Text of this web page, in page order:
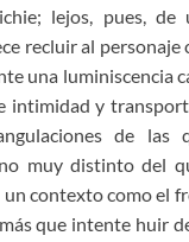
lejos, pues,
recluir al personaje
una luminiscencia
intimidad y
de
muy distinto del
contexto como el
que intente huir